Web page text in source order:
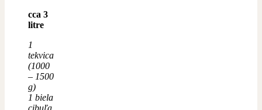
cca 3
litre
1
tekvica
(1000
– 1500
g)
1 biela
cibuľa